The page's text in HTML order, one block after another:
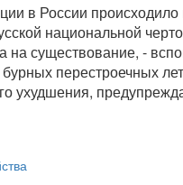
в России
национальной
существование, -
перестроечных
ухудшения,